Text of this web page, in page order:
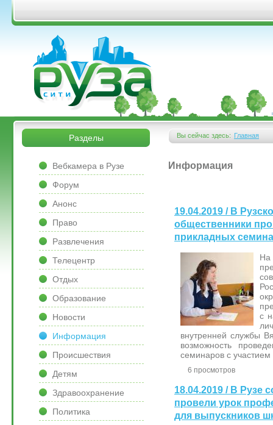
Перейти к основному содержанию
&bsps;
&bsps;
Вы сейчас здесь:
Вы здесь
Главная
Информация
19.04.2019 / В
общественники
прикладных
с
внутренней службы
возможность
семинаров с
6 просмотров
18.04.2019 / В Рузе
провели урок
для выпускников
Разделы
Вебкамера в Рузе
Форум
Анонс
Право
Развлечения
Телецентр
Отдых
Образование
Новости
Информация
Происшествия
Детям
Здравоохранение
Политика